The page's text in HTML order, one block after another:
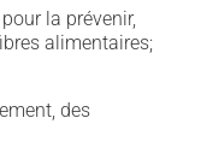
la prévenir,
alimentaires;
des